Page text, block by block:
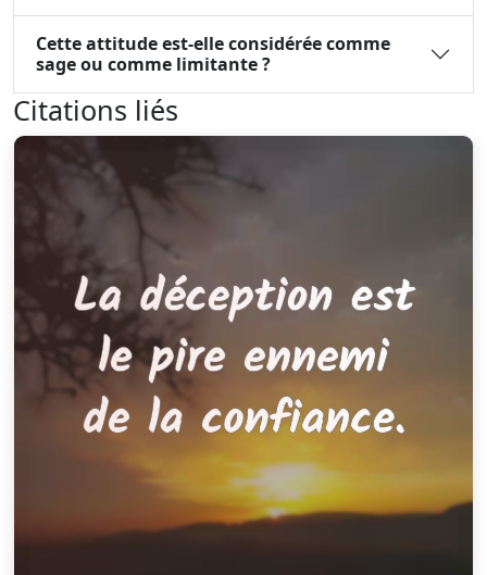
Cette attitude est-elle considérée comme
sage ou comme limitante ?
Citations liés